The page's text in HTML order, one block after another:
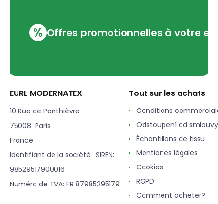
% Offres promotionnelles à votre
EURL MODERNATEX
10 Rue de Penthièvre
75008 Paris
France
Identifiant de la société: SIREN:
98529517900016
Numéro de TVA: FR 87985295179
Tout sur les achats
Conditions
Odstoupení od smlouvy
Échantillons de tissu
Mentiones légales
Cookies
RGPD
Comment acheter?